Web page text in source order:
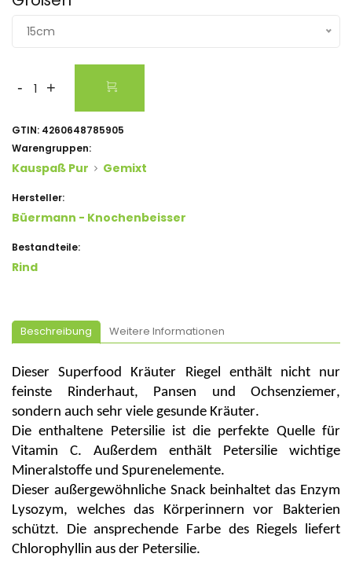
15cm
- +
GTIN: 4260648785905
Warengruppen:
Kauspaß Pur Gemixt
Hersteller:
Büermann - Knochenbeisser
Bestandteile:
Rind
Beschreibung Weitere Informationen
Dieser Superfood Kräuter Riegel enthält nicht nur
feinste Rinderhaut, Pansen und Ochsenziemer,
sondern auch sehr viele gesunde Kräuter.
Die enthaltene Petersilie ist die perfekte Quelle für
Vitamin C. Außerdem enthält Petersilie wichtige
Mineralstoffe und Spurenelemente.
Dieser außergewöhnliche Snack beinhaltet das Enzym
Lysozym, welches das Körperinnern vor Bakterien
schützt. Die ansprechende Farbe des Riegels liefert
Chlorophyllin aus der Petersilie.